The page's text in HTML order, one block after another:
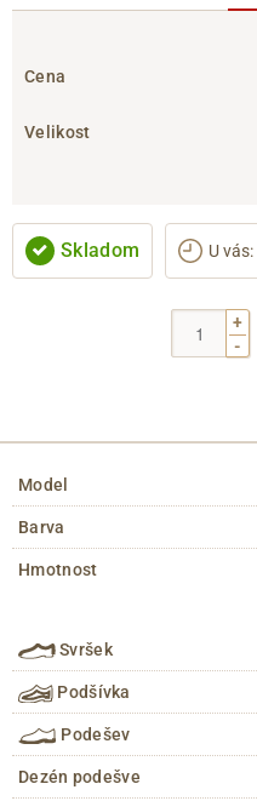
Cena
Velikost
Skladom U vás:
+
-
Model
Barva
Hmotnost
Svršek
Podšívka
Podešev
Dezén podešve